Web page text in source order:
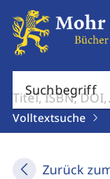
Suchbegriff
Volltextsuche
Zurück